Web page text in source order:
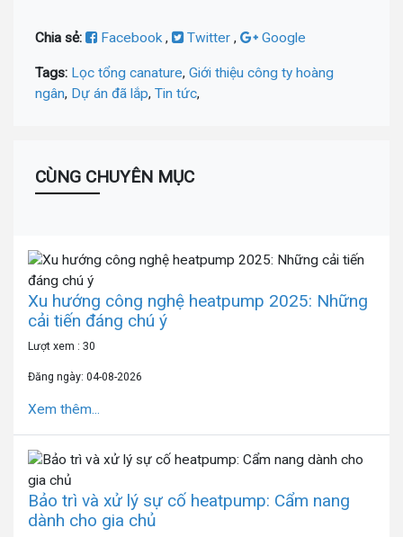
Chia sẻ: Facebook, Twitter , Google
Tags: Lọc tổng canature, Giới thiệu công ty hoàng
ngân, Dự án đã lắp, Tin tức,
CÙNG CHUYÊN MỤC
Xu hướng công nghệ heatpump 2025: Những
cải tiến đáng chú ý
Lượt xem : 30
Đăng ngày: 04-08-2026
Xem thêm...
Bảo trì và xử lý sự cố heatpump: Cẩm nang
dành cho gia chủ